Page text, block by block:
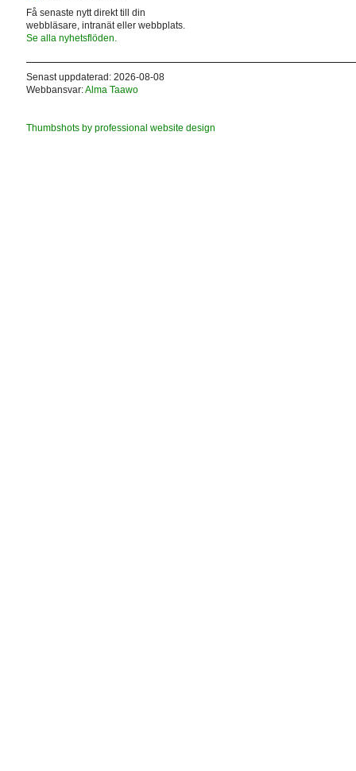
Få senaste nytt direkt till din
webbläsare, intranät eller webbplats.
Se alla nyhetsflöden.
Senast uppdaterad: 2026-08-08
Webbansvar:Alma Taawo
Thumbshots by professional website design